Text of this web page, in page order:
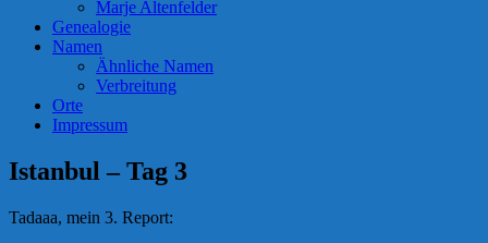
Marje Altenfelder
Genealogie
Namen
Ähnliche Namen
Verbreitung
Orte
Impressum
Istanbul – Tag 3
Tadaaa, mein 3. Report: